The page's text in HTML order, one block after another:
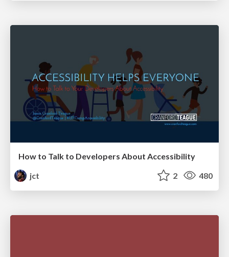
How to Talk to Developers About Accessibility
jct
2 480